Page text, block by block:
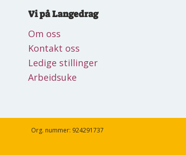
Vi på Langedrag
Om oss
Kontakt oss
Ledige stillinger
Arbeidsuke
Org. nummer: 924291737